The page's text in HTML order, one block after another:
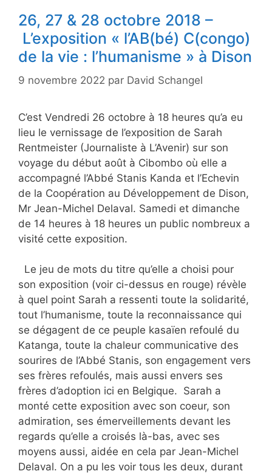
26, 27 & 28 octobre 2018 –
L’exposition « l’AB(bé) C(congo)
de la vie : l’humanisme » à Dison
9 novembre 2022 par David Schangel
C’est Vendredi 26 octobre à 18 heures qu’a eu
lieu le vernissage de l’exposition de Sarah
Rentmeister (Journaliste à L’Avenir) sur son
voyage du début août à Cibombo où elle a
accompagné l’Abbé Stanis Kanda et l’Echevin
de la Coopération au Développement de Dison,
Mr Jean-Michel Delaval. Samedi et dimanche
de 14 heures à 18 heures un public nombreux a
visité cette exposition.
Le jeu de mots du titre qu’elle a choisi pour
son exposition (voir ci-dessus en rouge) révèle
à quel point Sarah a ressenti toute la solidarité,
tout l’humanisme, toute la reconnaissance qui
se dégagent de ce peuple kasaïen refoulé du
Katanga, toute la chaleur communicative des
sourires de l’Abbé Stanis, son engagement vers
ses frères refoulés, mais aussi envers ses
frères d’adoption ici en Belgique. Sarah a
monté cette exposition avec son coeur, son
admiration, ses émerveillements devant les
regards qu’elle a croisés là-bas, avec ses
moyens aussi, aidée en cela par Jean-Michel
Delaval. On a pu les voir tous les deux, durant